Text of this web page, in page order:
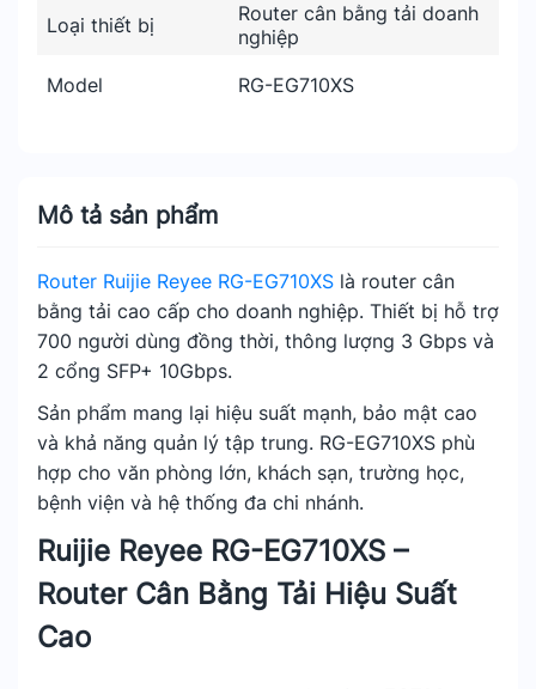
Mô tả sản phẩm
Router Ruijie Reyee RG-EG710XS là router cân
bằng tải cao cấp cho doanh nghiệp. Thiết bị hỗ trợ
700 người dùng đồng thời, thông lượng 3 Gbps và
2 cổng SFP+ 10Gbps.
Sản phẩm mang lại hiệu suất mạnh, bảo mật cao
và khả năng quản lý tập trung. RG-EG710XS phù
hợp cho văn phòng lớn, khách sạn, trường học,
bệnh viện và hệ thống đa chi nhánh.
Ruijie Reyee RG-EG710XS –
Router Cân Bằng Tải Hiệu Suất
Cao
Loại thiết bị
Router cân bằng tải doanh
nghiệp
Model
RG-EG710XS